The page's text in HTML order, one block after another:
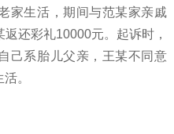
家生活，期间与范某家亲戚
还彩礼10000元。起诉时，
己系胎儿父亲，王某不同意
。